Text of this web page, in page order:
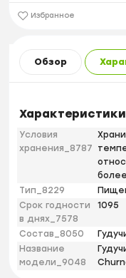
Избранное
Обзор
Условия
хранения_8787
Тип_8229
Срок годности
в днях_7578
1095
Состав_8050
Название
модели_9048